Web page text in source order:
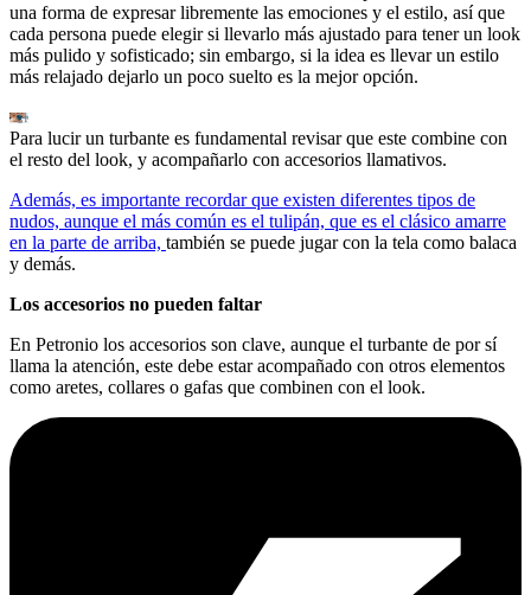
una forma de expresar libremente las emociones y el estilo, así que
cada persona puede elegir si llevarlo más ajustado para tener un look
más pulido y sofisticado; sin embargo, si la idea es llevar un estilo
más relajado dejarlo un poco suelto es la mejor opción.
Para lucir un turbante es fundamental revisar que este combine con
el resto del look, y acompañarlo con accesorios llamativos.
Además, es importante recordar que existen diferentes tipos de
nudos, aunque el más común es el tulipán, que es el clásico amarre
en la parte de arriba, también se puede jugar con la tela como balaca
y demás.
Los accesorios no pueden faltar
En Petronio los accesorios son clave, aunque el turbante de por sí
llama la atención, este debe estar acompañado con otros elementos
como aretes, collares o gafas que combinen con el look.